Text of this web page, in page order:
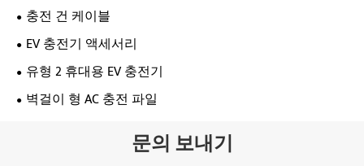
충전 건 케이블
EV 충전기 액세서리
유형 2 휴대용 EV 충전기
벽걸이 형 AC 충전 파일
문의 보내기